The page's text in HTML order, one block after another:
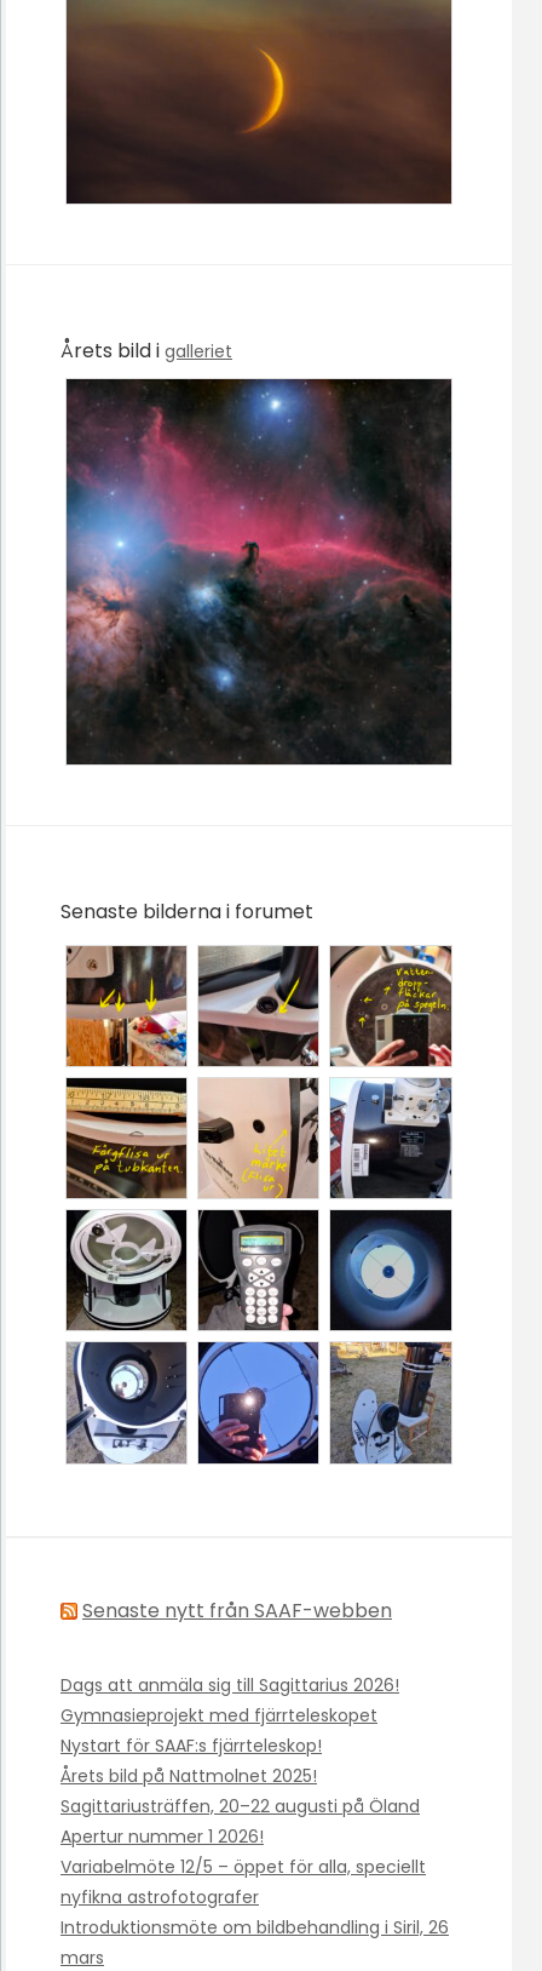
Årets bild i galleriet
Senaste bilderna i forumet
Senaste nytt från SAAF-webben
Dags att anmäla sig till Sagittarius 2026!
Gymnasieprojekt med fjärrteleskopet
Nystart för SAAF:s fjärrteleskop!
Årets bild på Nattmolnet 2025!
Sagittariusträffen, 20–22 augusti på Öland
Apertur nummer 1 2026!
Variabelmöte 12/5 – öppet för alla, speciellt
nyfikna astrofotografer
Introduktionsmöte om bildbehandling i Siril, 26
mars